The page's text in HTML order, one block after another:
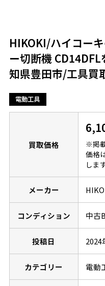
HIKOKI/ハイコー
ー切断機
知県豊田市/工具買
電動工具
買取価格
※掲
価格
しま
メーカー
コンディション 中古B
投稿日 2024
カテゴリー 電動